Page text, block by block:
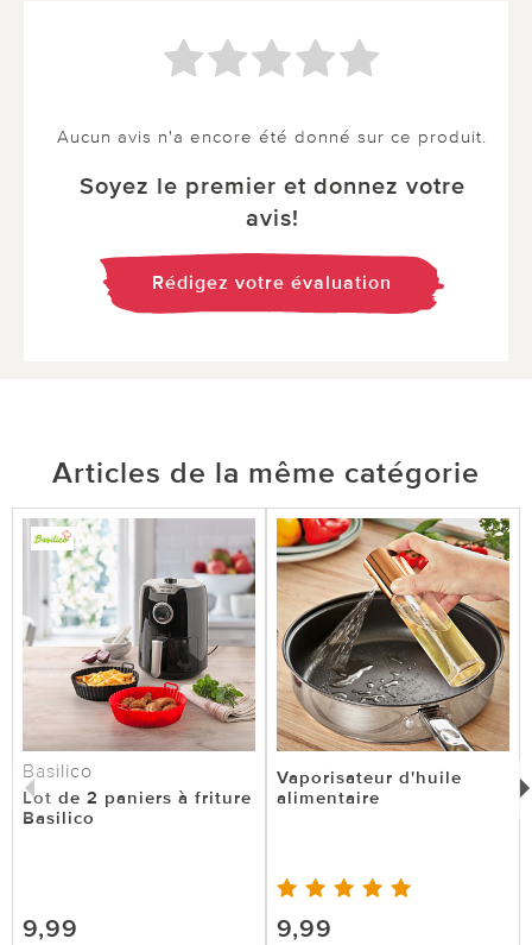
Aucun avis n'a encore été donné sur ce produit.
Soyez le premier et donnez votre
avis!
Rédigez votre évaluation
Articles de la même catégorie
Basilico
Lot de 2 paniers à friture
Basilico
9,99
Vaporisateur d'huile
alimentaire
9,99